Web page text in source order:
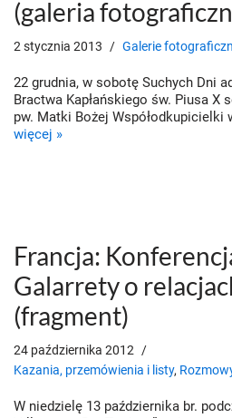
(galeria
2 stycznia 2013 Galerie
22 grudnia, w sobotę Suchych Dni
Bractwa Kapłańskiego św. Piusa X
pw. Matki Bożej Współodkupicielki
więcej »
Francja:
Galarrety o
(fragment)
24 października 2012
Kazania, przemówienia i listy,
W niedzielę 13 października br.